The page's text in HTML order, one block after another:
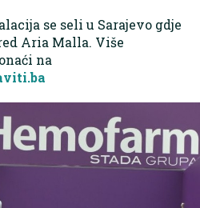
se seli u Sarajevo gdje
Aria Malla. Više
na